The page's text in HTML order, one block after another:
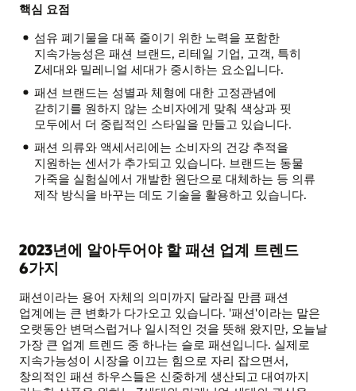
핵심 요점
섬유 폐기물을 대폭 줄이기 위한 노력을 포함한
지속가능성은 패션 브랜드, 리테일 기업, 고객, 특히
Z세대와 밀레니얼 세대가 중시하는 요소입니다.
패션 브랜드는 성별과 체형에 대한 고정관념에
갇히기를 원하지 않는 소비자에게 맞춰 색상과 핏
모두에서 더 중립적인 스타일을 만들고 있습니다.
패션 의류와 액세서리에는 소비자의 건강 추적을
지원하는 센서가 추가되고 있습니다. 브랜드는 동물
가죽을 실험실에서 개발한 원단으로 대체하는 등 의류
제작 방식을 바꾸는 데도 기술을 활용하고 있습니다.
2023년에 알아두어야 할 패션 업계 트렌드
6가지
패션이라는 용어 자체의 의미까지 달라질 만큼 패션
업계에는 큰 변화가 다가오고 있습니다. '패션'이라는 말은
오랫동안 변덕스럽거나 일시적인 것을 뜻해 왔지만, 오늘날
가장 큰 업계 트렌드 중 하나는 슬로 패션입니다. 실제로
지속가능성이 시장을 이끄는 힘으로 자리 잡으면서,
창의적인 패션 하우스들은 신중하게 생산되고 대여까지